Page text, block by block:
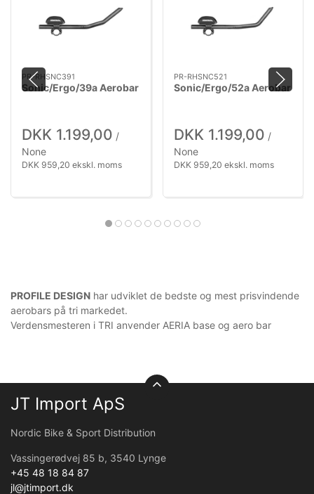
PR-RHSNC391
Sonic/Ergo/39a Aerobar
DKK 1.199,00 /
None
DKK 959,20 ekskl. moms
PR-RHSNC521
Sonic/Ergo/52a Aerobar
DKK 1.199,00 /
None
DKK 959,20 ekskl. moms
PROFILE DESIGN har udviklet de bedste og mest prisvindende
aerobars på tri markedet.
Verdensmesteren i TRI anvender AERIA base og aero bar
JT Import ApS
Nordic Bike & Sport Distribution
Vassingerødvej 85 b, 3540 Lynge
+45 48 18 84 87
jl@jtimport.dk